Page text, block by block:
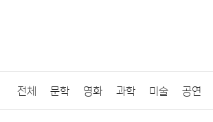
전체 문학 영화 과학 미술 공연